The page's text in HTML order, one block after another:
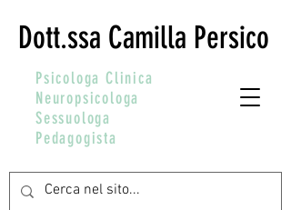
Dott.ssa Camilla Persico
Psicologa Clinica
Neuropsicologa
Sessuologa
Pedagogista